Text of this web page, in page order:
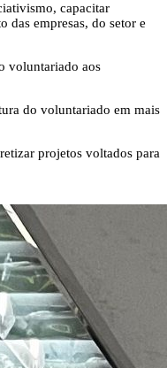
capacitar
das empresas, do setor e
voluntariado aos
do voluntariado em mais
projetos voltados para